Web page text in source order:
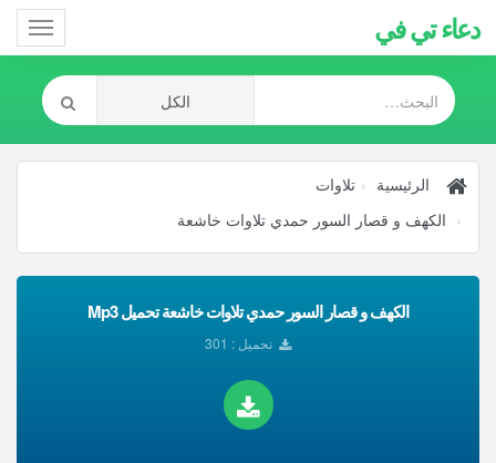
دعاء تي في
الرئيسية
تلاوات
الكهف و قصار السور حمدي تلاوات خاشعة
الكهف و قصار السور حمدي تلاوات خاشعة تحميل Mp3
تحميل : 301